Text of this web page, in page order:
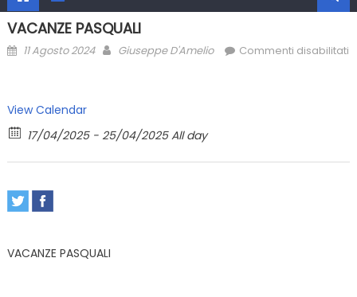
VACANZE PASQUALI
Posted
11 Agosto 2024 Author
Giuseppe D'Amelio
Commenti disabilitati
PASQUALI
View Calendar
17/04/2025 - 25/04/2025 All day
VACANZE PASQUALI